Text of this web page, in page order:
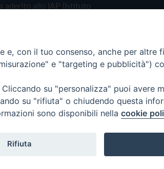
aderito allo IAP (Istituto
Policycon il tuo consenso, anche per altre
e "targeting e pubblicità")
su "personalizza" puoi avere
su "rifiuta" o chiudendo questa
sono disponibili nella cookie
Rifiuta